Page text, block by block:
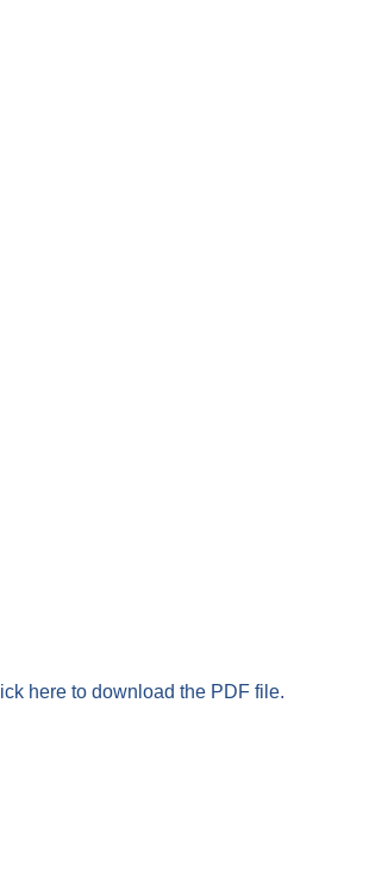
here to download the PDF file.